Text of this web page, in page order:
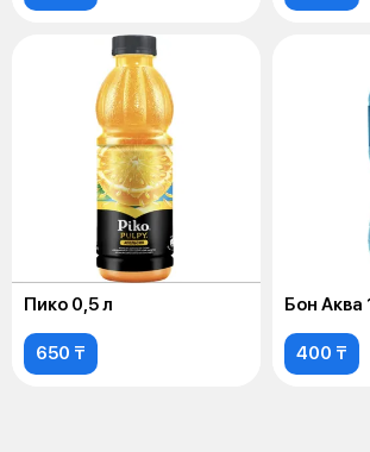
Пико 0,5 л
650 ₸
Бон Аква
400 ₸